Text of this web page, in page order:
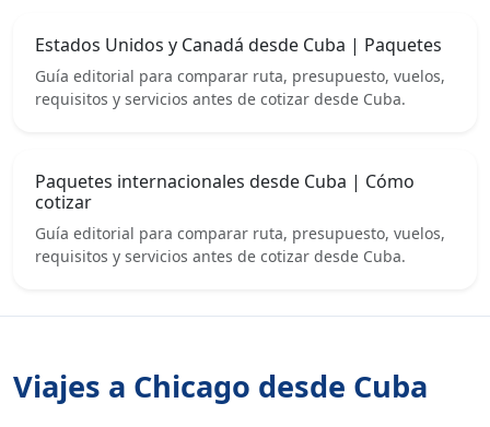
Estados Unidos y Canadá desde Cuba | Paquetes
Guía editorial para comparar ruta, presupuesto, vuelos,
requisitos y servicios antes de cotizar desde Cuba.
Paquetes internacionales desde Cuba | Cómo
cotizar
Guía editorial para comparar ruta, presupuesto, vuelos,
requisitos y servicios antes de cotizar desde Cuba.
Viajes a Chicago desde Cuba